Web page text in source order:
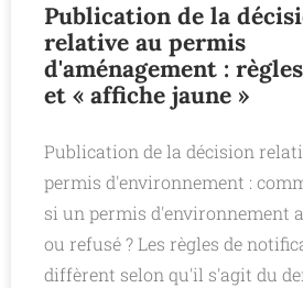
Publication de la
relative au permis
d'aménagement :
et « affiche jaune »
Publication de la décision
permis d'environnement :
si un permis d'environnement
ou refusé ? Les règles de
diffèrent selon qu'il s'agit du